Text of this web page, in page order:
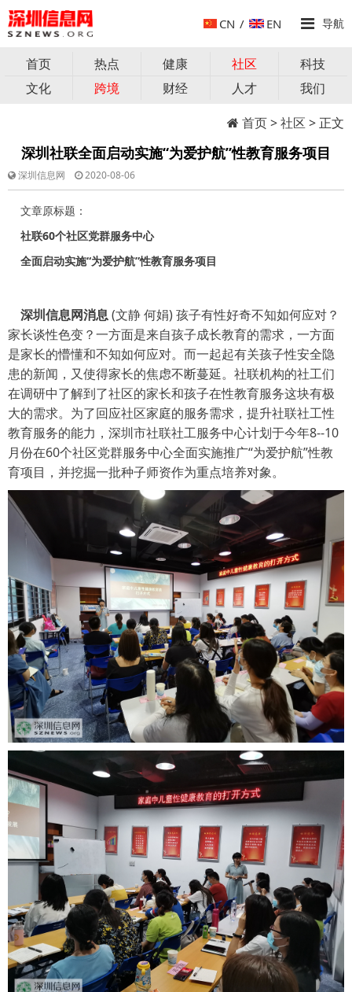
CN / EN 导航
首页 热点 健康 社区
科技
文化
跨境 财经 人才
我们
首页>社区 > 正文
深圳社联全面启动实施“为爱护航”性教育服务项目
深圳信息网 2020-08-06
文章原标题：
社联60个社区党群服务中心
全面启动实施“为爱护航”性教育服务项目
深圳信息网消息(文静 何娟) 孩子有性好奇不知如何应对？
家长谈性色变？一方面是来自孩子成长教育的需求，一方面
是家长的懵懂和不知如何应对。而一起起有关孩子性安全隐
患的新闻，又使得家长的焦虑不断蔓延。社联机构的社工们
在调研中了解到了社区的家长和孩子在性教育服务这块有极
大的需求。为了回应社区家庭的服务需求，提升社联社工性
教育服务的能力，深圳市社联社工服务中心计划于今年8--10
月份在60个社区党群服务中心全面实施推广“为爱护航”性教
育项目，并挖掘一批种子师资作为重点培养对象。